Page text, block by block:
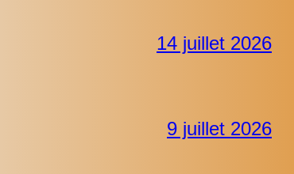
14 juillet 2026
9 juillet 2026